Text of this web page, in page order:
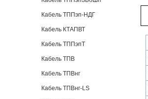
Кабель ТППэп-НДГ
Кабель КТАПВТ
Кабель ТППэпТ
Кабель ТПВ
Кабель ТПВнг
Кабель ТПВнг-LS